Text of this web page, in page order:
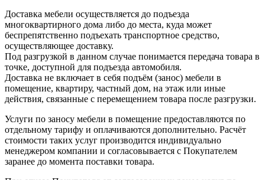
Доставка мебели осуществляется до подъезда
многоквартирного дома либо до места, куда может
беспрепятственно подъехать транспортное средство,
осуществляющее доставку.
Под разгрузкой в данном случае понимается передача товара в
точке, доступной для подъезда автомобиля.
Доставка не включает в себя подъём (занос) мебели в
помещение, квартиру, частный дом, на этаж или иные
действия, связанные с перемещением товара после разгрузки.
Услуги по заносу мебели в помещение предоставляются по
отдельному тарифу и оплачиваются дополнительно. Расчёт
стоимости таких услуг производится индивидуально
менеджером компании и согласовывается с Покупателем
заранее до момента поставки товара.